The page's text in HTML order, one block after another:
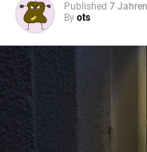
Published 7
By ots